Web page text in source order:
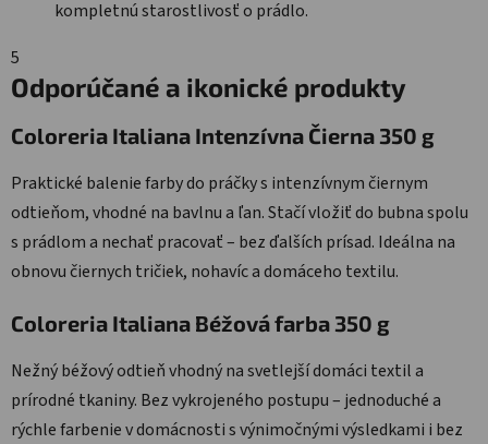
kompletnú starostlivosť o prádlo.
5
Odporúčané a ikonické produkty
Coloreria Italiana Intenzívna Čierna 350 g
Praktické balenie farby do práčky s intenzívnym čiernym
odtieňom, vhodné na bavlnu a ľan. Stačí vložiť do bubna spolu
s prádlom a nechať pracovať – bez ďalších prísad. Ideálna na
obnovu čiernych tričiek, nohavíc a domáceho textilu.
Coloreria Italiana Béžová farba 350 g
Nežný béžový odtieň vhodný na svetlejší domáci textil a
prírodné tkaniny. Bez vykrojeného postupu – jednoduché a
rýchle farbenie v domácnosti s výnimočnými výsledkami i bez